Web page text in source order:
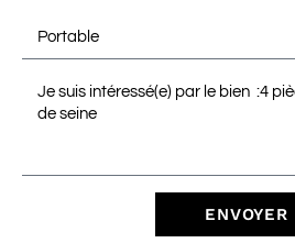
ENVOYER